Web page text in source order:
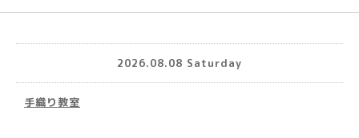
2026.08.08 Saturday
手織り教室